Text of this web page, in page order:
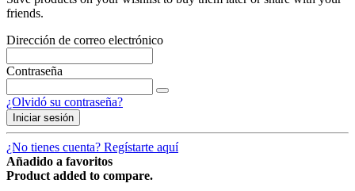
friends.
Dirección de correo electrónico
Contraseña
¿Olvidó su contraseña?
Iniciar sesión
¿No tienes cuenta? Regístarte aquí
Añadido a favoritos
Product added to compare.